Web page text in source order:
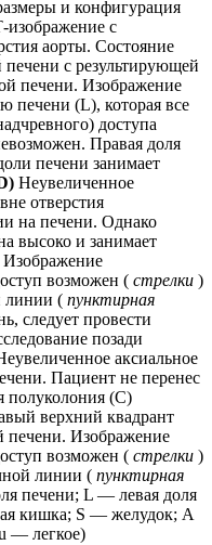
и конфигурация
изображение с
аорты. Состояние
с результирующей
печени. Изображение
печени (L), которая все
доступа
Правая доля
печени занимает
Неувеличенное
отверстия
на печени. Однако
высоко и занимает
Изображение
возможен ( стрелки )
линии ( пунктирная
следует провести
позади
аксиальное
Пациент не перенес
полуколония (С)
верхний квадрант
печени. Изображение
возможен ( стрелки )
линии ( пунктирная
печени; L — левая доля
кишка; S — желудок; A
— легкое)